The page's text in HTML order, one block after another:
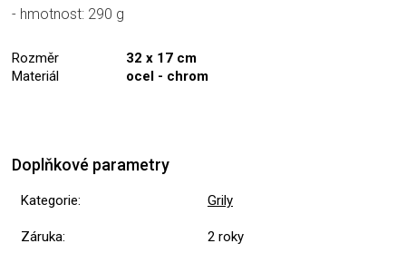
- hmotnost: 290 g
Rozměr
32 x 17 cm
Materiál
ocel - chrom
Doplňkové parametry
Kategorie: Grily
Záruka: 2 roky